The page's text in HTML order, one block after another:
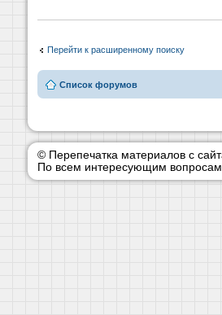
Перейти к расширенному поиску
Список форумов
© Перепечатка материалов с
По всем интересующим